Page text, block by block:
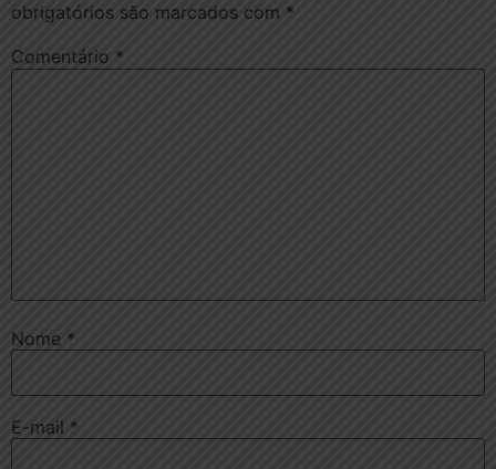
obrigatórios são marcados com *
Comentário *
Nome *
E-mail *